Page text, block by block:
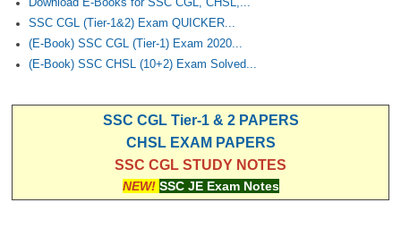
SSC CGL (Tier-1&2) Exam QUICKER...
(E-Book) SSC CGL (Tier-1) Exam 2020...
(E-Book) SSC CHSL (10+2) Exam Solved...
SSC CGL Tier-1 & 2 PAPERS
CHSL EXAM PAPERS
SSC CGL STUDY NOTES
NEW! SSC JE Exam Notes